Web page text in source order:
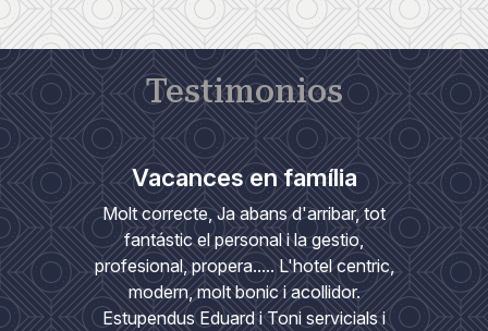
Testimonios
de
voy
Vacances en família
Molt correcte, Ja abans d'arribar, tot
fantástic el personal i la gestio,
profesional, propera..... L'hotel centric,
modern, molt bonic i acollidor.
Estupendus Eduard i Toni servicials i
És un